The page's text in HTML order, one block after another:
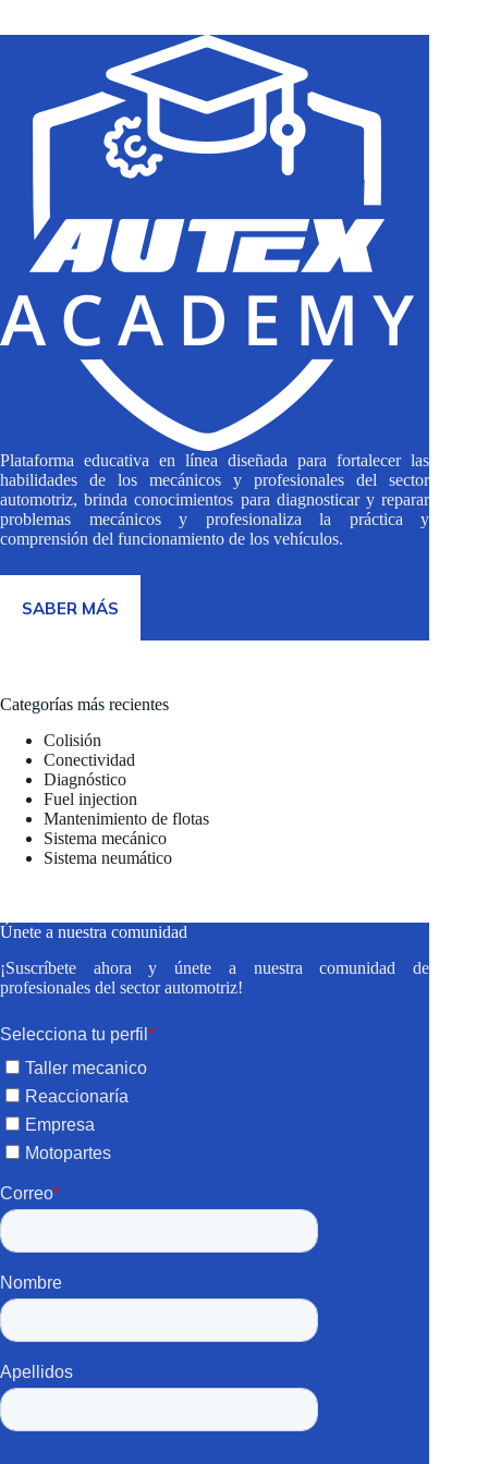
Plataforma educativa en línea diseñada para fortalecer las
habilidades de los mecánicos y profesionales del sector
automotriz, brinda conocimientos para diagnosticar y reparar
problemas mecánicos y profesionaliza la práctica y
comprensión del funcionamiento de los vehículos.
SABER MÁS
Categorías más recientes
Colisión
Conectividad
Diagnóstico
Fuel injection
Mantenimiento de flotas
Sistema mecánico
Sistema neumático
Únete a nuestra comunidad
¡Suscríbete ahora y únete a nuestra comunidad de
profesionales del sector automotriz!